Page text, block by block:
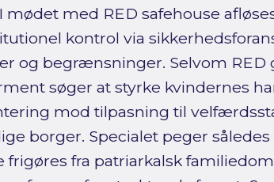
med RED safehouse
kontrol via
og begrænsninger. Selvom RED
søger at styrke kvindernes
mod tilpasning til
borger. Specialet peger således
frigøres fra patriarkalsk